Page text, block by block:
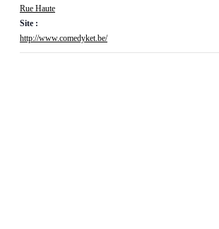
Rue Haute
Site :
http://www.comedyket.be/